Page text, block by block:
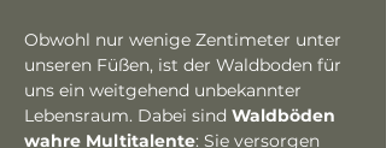
Obwohl nur wenige Zentimeter unter
unseren Füßen, ist der Waldboden für
uns ein weitgehend unbekannter
Lebensraum. Dabei sind Waldböden
wahre Multitalente: Sie versorgen